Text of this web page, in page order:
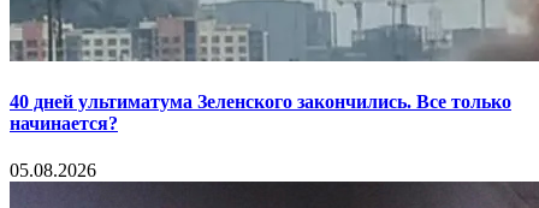
40 дней ультиматума Зеленского закончились. Все только
начинается?
05.08.2026